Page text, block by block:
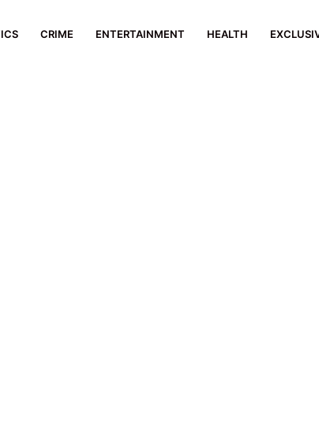
CRIME ENTERTAINMENT HEALTH